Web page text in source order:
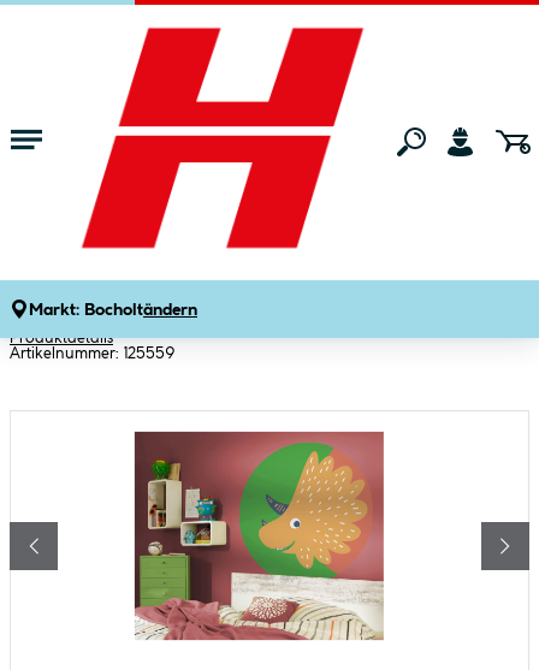
Zum Hauptinhalt springen
Markt: Bocholtändern
Bauen & Renovieren Tapeten
Komar Selbstklebende Vlies Fototapete
cm
Produktdetails
Artikelnummer: 125559